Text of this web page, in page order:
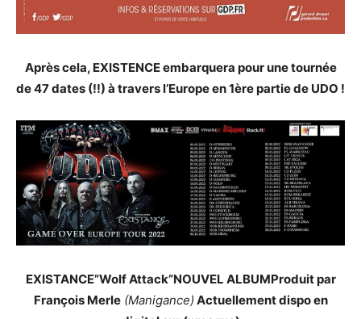
Après cela, EXISTENCE embarquera pour une tournée
de 47 dates (!!) à travers l’Europe en 1ère partie de UDO !
EXISTANCE”Wolf Attack”NOUVEL ALBUMProduit par
François Merle(Manigance) Actuellement dispo en